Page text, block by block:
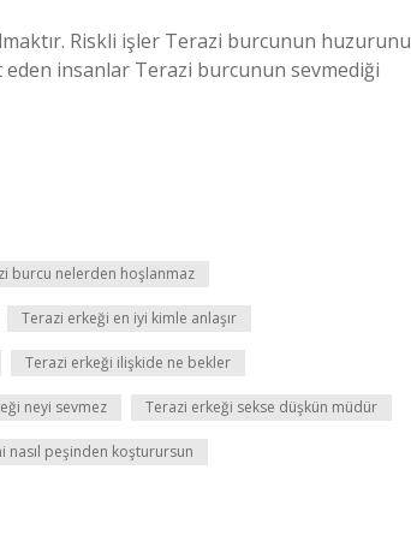
Riskli işler Terazi burcunun huzurunu
insanlar Terazi burcunun sevmediği
burcu nelerden hoşlanmaz
Terazi erkeği en iyi kimle anlaşır
Terazi erkeği ilişkide ne bekler
neyi sevmez Terazi erkeği sekse düşkün müdür
nasıl peşinden koşturursun